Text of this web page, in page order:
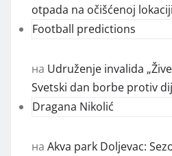
otpada na očišćenoj lokaciji
Football predictions
на Udruženje invalida
Svetski dan borbe protiv
Dragana Nikolić
на Akva park Doljevac: